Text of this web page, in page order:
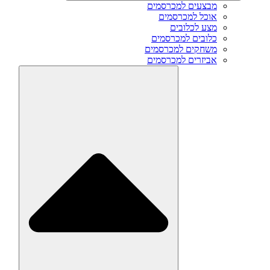
מבצעים למכרסמים
אוכל למכרסמים
מצע לכלובים
כלובים למכרסמים
משחקים למכרסמים
אביזרים למכרסמים